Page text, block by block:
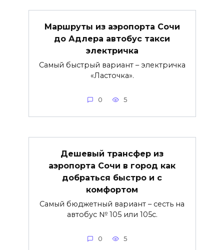
Маршруты из аэропорта Сочи
до Адлера автобус такси
электричка
Самый быстрый вариант – электричка
«Ласточка».
0 5
Дешевый трансфер из
аэропорта Сочи в город как
добраться быстро и с
комфортом
Самый бюджетный вариант – сесть на
автобус № 105 или 105с.
0 5